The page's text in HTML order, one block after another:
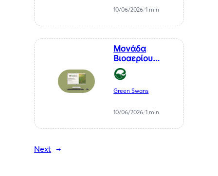
ενέργεια
10/06/2026/1 min
Μονάδα
Βιοαερίου
Βιοστερεά Α.Ε.
στον Μελιγαλά
Green Swans
10/06/2026/1 min
Next →